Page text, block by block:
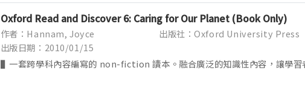
Oxford Read and Discover 6: Caring for Our Planet (Book Only)
作者：Hannam, Joyce
出版社：Oxford University Press
出版日期：2010/01/15
▌一套跨學科內容編寫的 non-fiction 讀本。融合廣泛的知識性內容，讓學習